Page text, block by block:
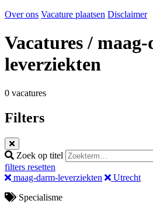
Over ons Vacature plaatsen Disclaimer
Vacatures/
leverziekten
0 vacatures
Filters
Zoek op titel
filters resetten
maag-darm-leverziekten
Utrecht
Specialisme